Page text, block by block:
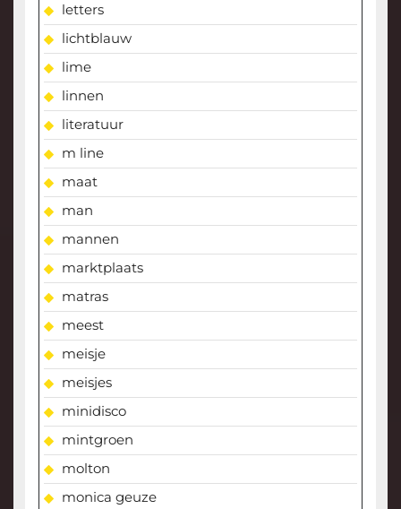
letters
lichtblauw
lime
linnen
literatuur
m line
maat
man
mannen
marktplaats
matras
meest
meisje
meisjes
minidisco
mintgroen
molton
monica geuze